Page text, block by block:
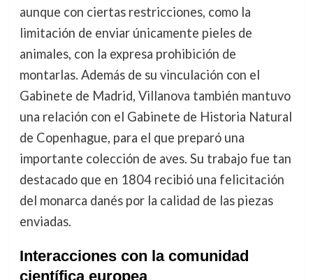
aunque con ciertas restricciones, como la
limitación de enviar únicamente pieles de
animales, con la expresa prohibición de
montarlas. Además de su vinculación con el
Gabinete de Madrid, Villanova también mantuvo
una relación con el Gabinete de Historia Natural
de Copenhague, para el que preparó una
importante colección de aves. Su trabajo fue tan
destacado que en 1804 recibió una felicitación
del monarca danés por la calidad de las piezas
enviadas.
Interacciones con la comunidad
científica europea